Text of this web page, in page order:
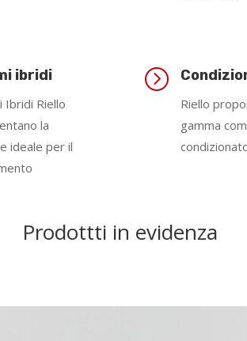
ibridi
Ibridi Riello
la
ideale per il
=
Riello
gamma
Prodottti in evidenza